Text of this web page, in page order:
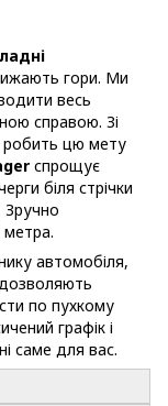
гори. Ми
весь
справою. Зі
цю мету
спрощує
біля стрічки
Зручно
автомобіля,
по пухкому
графік і
саме для вас.